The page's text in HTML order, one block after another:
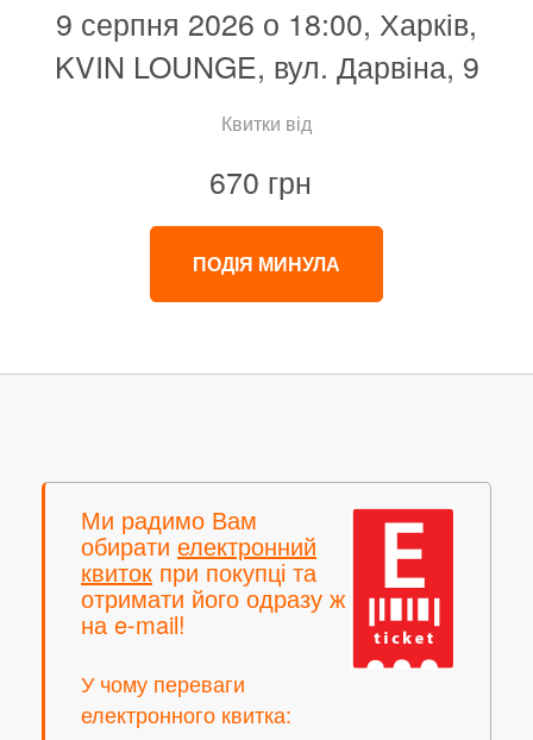
9 серпня 2026 о 18:00, Харків,
KVIN LOUNGE, вул. Дарвіна, 9
Квитки від
670 грн
ПОДІЯ МИНУЛА
Ми радимо Вам
обирати електронний
квиток при покупці та
отримати його одразу ж
на e-mail!
У чому переваги
електронного квитка: